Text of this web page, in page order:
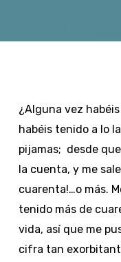
¿Alguna vez
habéis tenido a lo
pijamas; desde
la cuenta, y me
cuarenta!…o más.
tenido más de
vida, así que me
cifra tan